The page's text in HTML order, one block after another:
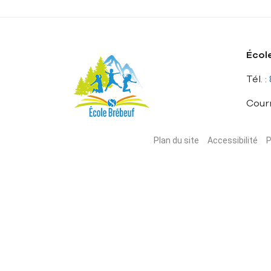
Tél. :
Plan du site Accessibilité